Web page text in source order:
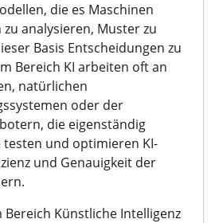
die es Maschinen
analysieren, Muster zu
Basis Entscheidungen zu
Bereich KI arbeiten oft an
natürlichen
oder der
die eigenständig
testen und optimieren KI-
und Genauigkeit der
Bereich Künstliche Intelligenz